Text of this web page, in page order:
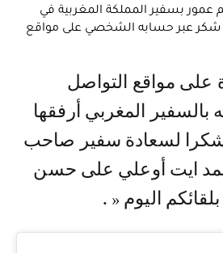
عمور بسفير المملكة المغربية في
شكر عبر حسابه الشخصي على مواقع
بالسفير المغربي أرفقها
شكرا لسعادة سفير صاحب
ايت أوعلي على حسن
اليوم « .